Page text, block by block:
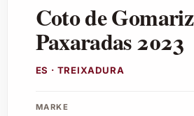
Coto de Gomariz
Paxaradas 2023
ES · TREIXADURA
MARKE